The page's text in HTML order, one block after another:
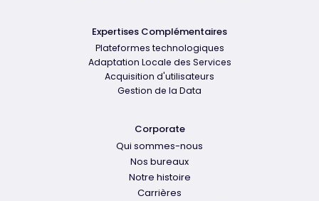
Expertises Complémentaires
Plateformes technologiques
Adaptation Locale des Services
Acquisition d'utilisateurs
Gestion de la Data
Corporate
Qui sommes-nous
Nos bureaux
Notre histoire
Carrières